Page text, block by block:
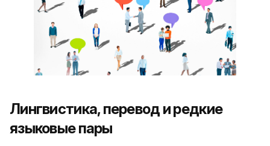
Лингвистика, перевод и редкие
языковые пары